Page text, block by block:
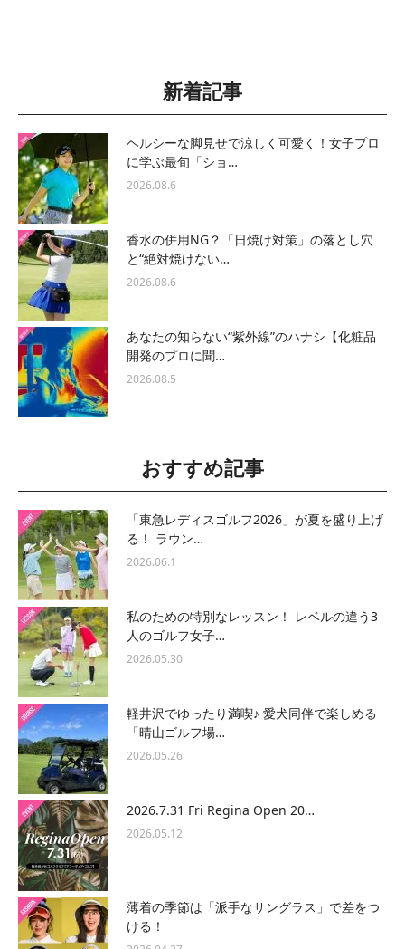
新着記事
ヘルシーな脚見せで涼しく可愛く！女子プロ
に学ぶ最旬「ショ…
2026.08.6
香水の併用NG？「日焼け対策」の落とし穴
と“絶対焼けない…
2026.08.6
あなたの知らない“紫外線”のハナシ【化粧品
開発のプロに聞…
2026.08.5
おすすめ記事
「東急レディスゴルフ2026」が夏を盛り上げ
る！ ラウン…
2026.06.1
私のための特別なレッスン！ レベルの違う3
人のゴルフ女子…
2026.05.30
軽井沢でゆったり満喫♪ 愛犬同伴で楽しめる
「晴山ゴルフ場…
2026.05.26
2026.7.31 Fri Regina Open 20…
2026.05.12
薄着の季節は「派手なサングラス」で差をつ
ける！